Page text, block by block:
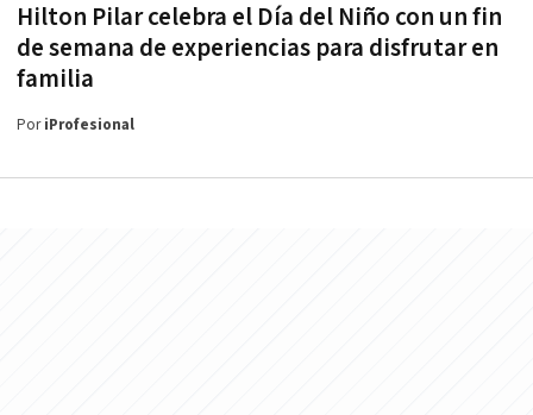
Hilton Pilar celebra el Día del Niño con un fin
de semana de experiencias para disfrutar en
familia
PoriProfesional